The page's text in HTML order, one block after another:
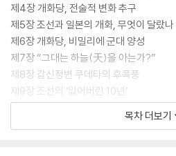
제4장 개화당, 전술적 변화 추구
제5장 조선과 일본의 개화, 무엇이 달랐나
제6장 개화당, 비밀리에 군대 양성
제7장 “그대는 하늘(天)을 아는가?”
제8장 갑신정변 쿠데타의 후폭풍
제9장 조선의 ‘잃어버린 10년’
제10장 “러시아라는 곰을 동아시아의 목
제11장 ‘위안스카이의 세상’이 된 조선
목차 더보기